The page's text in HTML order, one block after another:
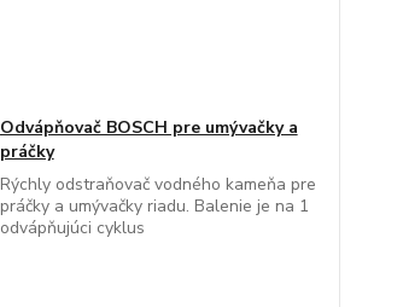
Odvápňovač BOSCH pre umývačky a
práčky
Rýchly odstraňovač vodného kameňa pre
práčky a umývačky riadu. Balenie je na 1
odvápňujúci cyklus